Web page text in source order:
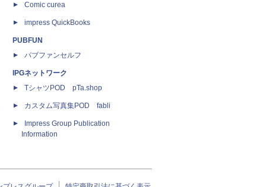
Comic curea
impress QuickBooks
PUBFUN
パブファンセルフ
IPGネットワーク
TシャツPOD pTa.shop
カスタム写真集POD fabli
Impress Group Publication
Information